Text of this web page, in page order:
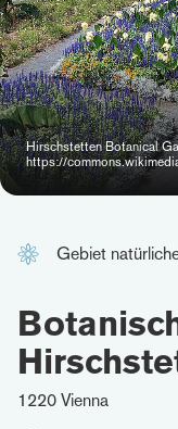
Gebiet
1220 Vienna
Hirschstetten Botanical
https://